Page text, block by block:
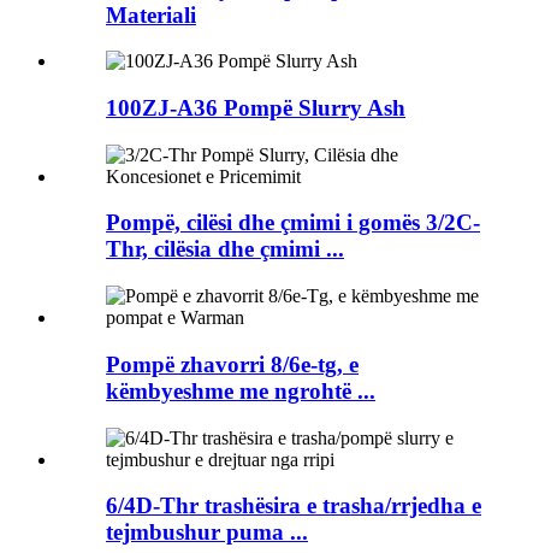
Materiali
100ZJ-A36 Pompë Slurry Ash
Pompë, cilësi dhe çmimi i gomës 3/2C-
Thr, cilësia dhe çmimi ...
Pompë zhavorri 8/6e-tg, e
këmbyeshme me ngrohtë ...
6/4D-Thr trashësira e trasha/rrjedha e
tejmbushur puma ...